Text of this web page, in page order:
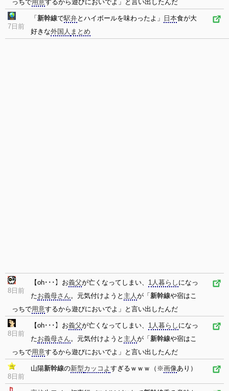
っちで用意するから遊びにおいでよ」と言い出したんだ
7日前
「 新幹線で駅弁とハイボールを味わったよ」 日本食が大
好きな外国人 まとめ
8日前
【oh･･･】お義父が亡くなってしまい、 1人暮らし になっ
たお義母さん。元気付けようと 主人が「 新幹線や宿はこ
っちで用意するから遊びにおいでよ」と言い出したんだ
8日前
【oh･･･】お義父が亡くなってしまい、 1人暮らし になっ
たお義母さん。元気付けようと 主人が「 新幹線や宿はこ
っちで用意するから遊びにおいでよ」と言い出したんだ
8日前
山陽新幹線の新型カッコよ すぎるｗｗｗ（※画像あり）